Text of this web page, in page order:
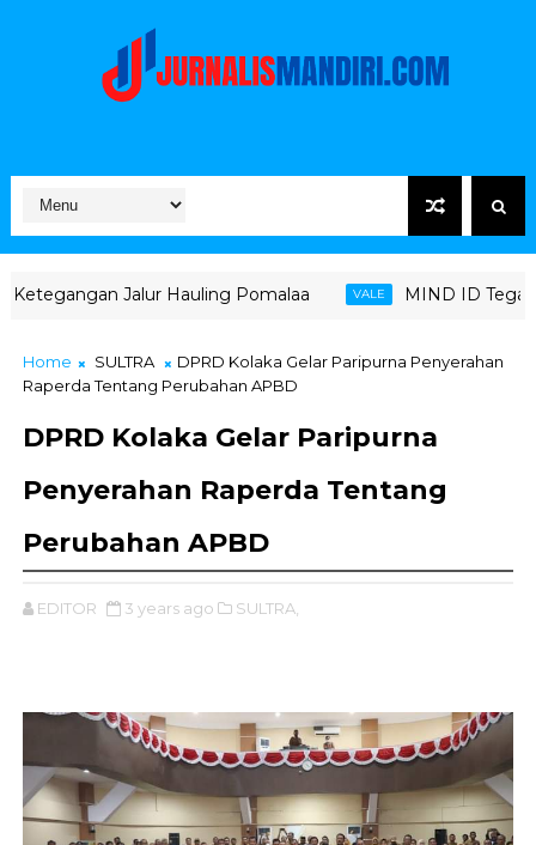
Hauling Pomalaa VALE MIND ID Tegaskan Dukungan
Home SULTRA
DPRD Kolaka Gelar Paripurna Penyerahan
Raperda Tentang Perubahan APBD
DPRD Kolaka Gelar Paripurna
Penyerahan Raperda Tentang
Perubahan APBD
EDITOR 3 years ago SULTRA,